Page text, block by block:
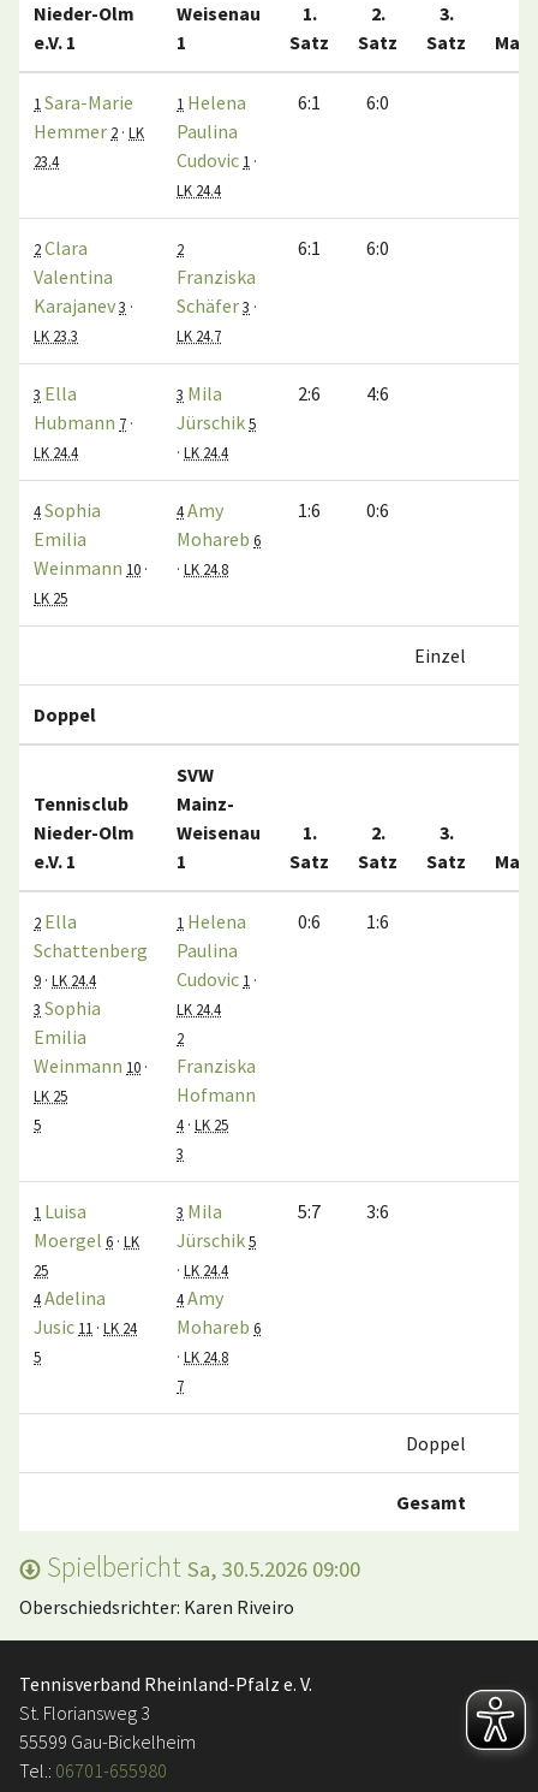
Nieder-Olm
e.V. 1
Weisenau
1
1.
Satz
2.
Satz
3.
Satz
1 Sara-Marie
Hemmer 2 · LK
23.4
1 Helena
Paulina
Cudovic 1 ·
LK 24.4
6:1 6:0
2Clara
Valentina
Karajanev3 ·
LK 23.3
2
Franziska
Schäfer3 ·
LK 24.7
6:1 6:0
3 Ella
Hubmann 7 ·
LK 24.4
3 Mila
Jürschik5
· LK 24.4
2:6 4:6
4Sophia
Emilia
Weinmann 10 ·
LK 25
4Amy
Mohareb 6
· LK 24.8
1:6 0:6
Einzel
Doppel
Tennisclub
Nieder-Olm
e.V. 1
SVW
Mainz-
Weisenau
1
1.
Satz
2.
Satz
3.
Satz
2 Ella
Schattenberg
9 · LK 24.4
3 Sophia
Emilia
Weinmann 10 ·
LK 25
5
1 Helena
Paulina
Cudovic 1 ·
LK 24.4
2
Franziska
Hofmann
4 · LK 25
3
0:6 1:6
1 Luisa
Moergel 6 · LK
25
4Adelina
Jusic 11 · LK 24
5
3 Mila
Jürschik5
· LK 24.4
4Amy
Mohareb 6
· LK 24.8
7
5:7 3:6
Doppel
Gesamt
Spielbericht Sa, 30.5.2026 09:00
Oberschiedsrichter: Karen Riveiro
Tennisverband Rheinland-Pfalz e. V.
St. Floriansweg 3
55599 Gau-Bickelheim
Tel.: 06701-655980